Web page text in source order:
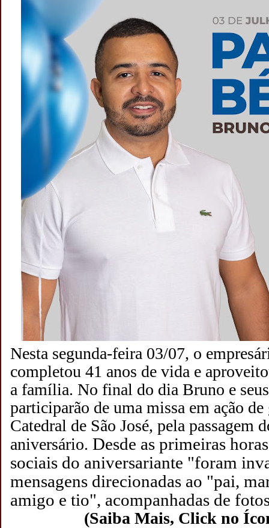
Nesta segunda-feira 03/07, o
completou 41 anos de vida e
a família. No final do dia Bruno e
participarão de uma missa em ação de
Catedral de São José, pela passagem
aniversário. Desde as primeiras
sociais do aniversariante "foram
mensagens direcionadas ao "pai,
amigo e tio", acompanhadas de
(Saiba Mais, Click no